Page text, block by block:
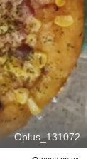
Oplus_131072